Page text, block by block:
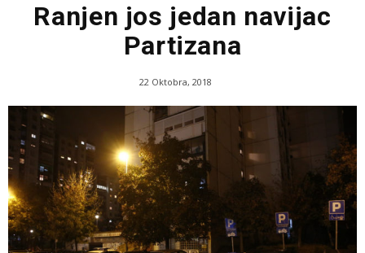
Ranjen jos jedan navijac
Partizana
22 Oktobra, 2018